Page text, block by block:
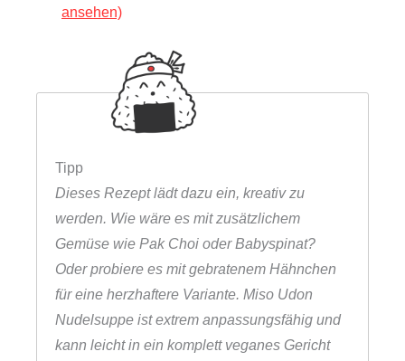
ansehen)
Tipp
Dieses Rezept lädt dazu ein, kreativ zu
werden. Wie wäre es mit zusätzlichem
Gemüse wie Pak Choi oder Babyspinat?
Oder probiere es mit gebratenem Hähnchen
für eine herzhaftere Variante. Miso Udon
Nudelsuppe ist extrem anpassungsfähig und
kann leicht in ein komplett veganes Gericht